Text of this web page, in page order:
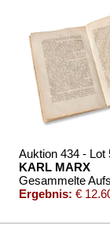
Auktion 434 - Lot
KARL MARX
Ergebnis: €